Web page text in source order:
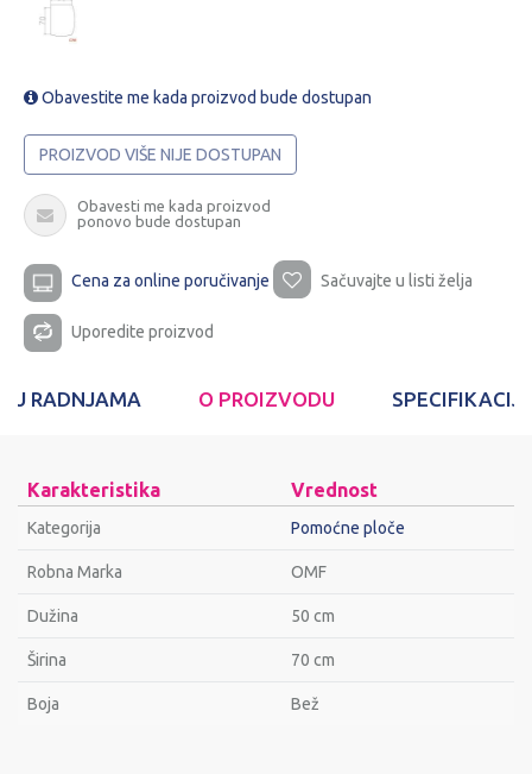
Obavestite me kada proizvod bude dostupan
PROIZVOD VIŠE NIJE DOSTUPAN
Obavesti me kada proizvod
ponovo bude dostupan
Cena za online poručivanje Sačuvajte u listi želja
Uporedite proizvod
U RADNJAMA O PROIZVODU
Karakteristika Vrednost
Kategorija Pomoćne ploče
Robna Marka OMF
Dužina 50 cm
Širina 70 cm
Bоја Bež